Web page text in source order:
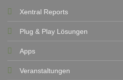
Xentral Reports
Plug & Play Lösungen
Apps
Veranstaltungen